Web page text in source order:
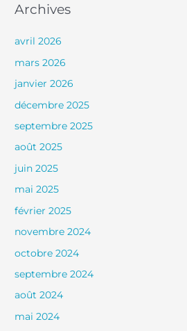
Archives
avril 2026
mars 2026
janvier 2026
décembre 2025
septembre 2025
août 2025
juin 2025
mai 2025
février 2025
novembre 2024
octobre 2024
septembre 2024
août 2024
mai 2024